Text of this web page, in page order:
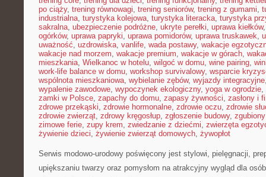
po ciąży, trening równowagi, trening seniorów, trening z gumami,
industrialna, turystyka kolejowa, turystyka literacka, turystyka
sakralna, ubezpieczenie podróżne, ukryte perełki, uprawa kiełków
ogórków, uprawa papryki, uprawa pomidorów, uprawa truskawek,
uważność, uzdrowiska, vanlife, wada postawy, wakacje
wakacje nad morzem, wakacje premium, wakacje w górach,
mieszkania, Wielkanoc w hotelu, wilgoć w domu, wine pairing,
work-life balance w domu, workshop survivalowy, wsparcie
wspólnota mieszkaniowa, wybielanie zębów, wyjazdy integracyjne
wypalenie zawodowe, wypoczynek ekologiczny, yoga w ogrodzie,
zamki w Polsce, zapachy do domu, zapasy żywności, zasłony i
zdrowe przekąski, zdrowie hormonalne, zdrowie oczu, zdrowie
zdrowie zwierząt, zdrowy kręgosłup, zgłoszenie budowy,
zimowe ferie, zupy krem, zwiedzanie z dziećmi, zwierzęta
żywienie dzieci, żywienie zwierząt domowych, żywopłot
Serwis modowo-urodowy poświęcony jest stylowi, pielęgnacji,
upiększaniu twarzy oraz pomysłom na atrakcyjny wygląd dla